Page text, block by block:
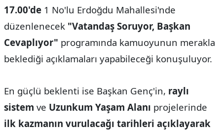
17.00'de 1 No'lu Erdoğdu Mahallesi'nde
düzenlenecek "Vatandaş Soruyor, Başkan
Cevaplıyor" programında kamuoyunun merakla
beklediği açıklamaları yapabileceği konuşuluyor.
En güçlü beklenti ise Başkan Genç'in, raylı
sistem ve Uzunkum Yaşam Alanı projelerinde
ilk kazmanın vurulacağı tarihleri açıklayarak